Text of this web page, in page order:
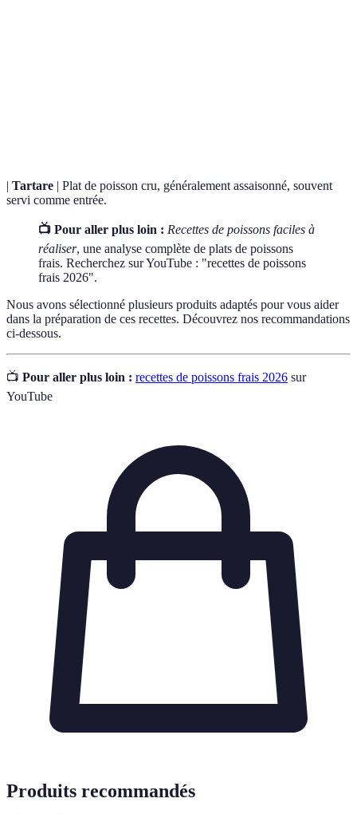
| Tartare | Plat de poisson cru, généralement assaisonné, souvent
servi comme entrée.
📺 Pour aller plus loin : Recettes de poissons faciles à
réaliser, une analyse complète de plats de poissons
frais. Recherchez sur YouTube : "recettes de poissons
frais 2026".
Nous avons sélectionné plusieurs produits adaptés pour vous aider
dans la préparation de ces recettes. Découvrez nos recommandations
ci-dessous.
📺 Pour aller plus loin : recettes de poissons frais 2026 sur
YouTube
Produits recommandés